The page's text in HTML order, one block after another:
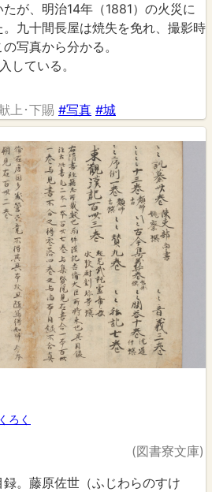
が、明治14年（1881）の火災に
九十間長屋は焼失を免れ、撮影時
写真から分かる。
している。
上･下賜 #写真 #城
ろく
(図書寮文庫)
。藤原佐世（ふじわらのすけ